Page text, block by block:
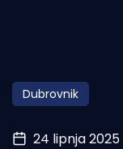
Obala
Otoci
Turizam i nautika
Dubrovnik
24 lipnja 2025